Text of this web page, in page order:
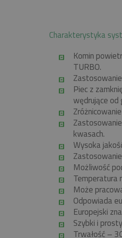
Charakterystyka
Komin
TURBO.
Piec z
wędrujące od
kwasach.
Wysoka
Możliwość
Temperatura
Może
Odpowiada
Europejski
Szybki i
Trwałość –